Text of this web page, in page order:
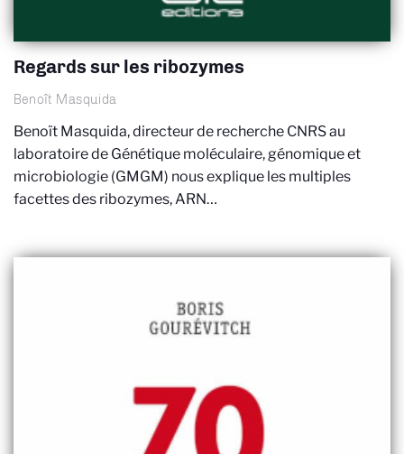
Regards sur les ribozymes
Benoît Masquida
Benoït Masquida, directeur de recherche CNRS au
laboratoire de Génétique moléculaire, génomique et
microbiologie (GMGM) nous explique les multiples
facettes des ribozymes, ARN…